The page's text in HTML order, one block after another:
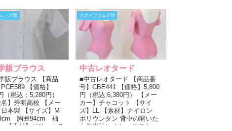
ーズ類
販ブラウス
販ブラウス 【商品
【価格】
（税込：5,280円）
名】秀明高校 【メー
本製 【サイズ】M
胸囲94cm 袖
【素材】ポリエステ
スポーツウェア類
中古レオタード
■中古レオタード 【商品番
号】CBE441 【価格】5,800
円（税込:6,380円） 【メー
カー】チャコット 【サイ
ズ】LL 【素材】ナイロン
ポリウレタン 背中の開いた
丸首半袖レオタードです。